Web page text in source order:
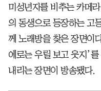
미성년자를 비추는 카메
의 동생으로 등장하는 고
께 노래방을 찾은 장면이
에로는 우릴 보고 웃지’
내리는 장면이 방송됐다.